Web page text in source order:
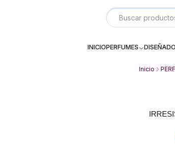
INICIOPERFUMES
Avda Providencia 2234, Local P 6,
Inicio